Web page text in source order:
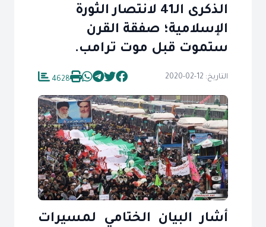
الذكرى الـ41 لانتصار الثورة
الإسلامية؛ صفقة القرن
ستموت قبل موت ترامب.
التاريخ: 12-02-2020 4628
أشار البيان الختامي لمسيرات